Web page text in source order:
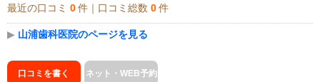
最近の口コミ 0 件｜口コミ総数 0 件
▶ 山浦歯科医院のページを見る
口コミを書く ネット・WEB予約